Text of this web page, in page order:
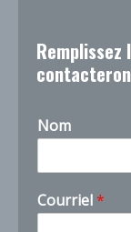
Nom
d
e
Courriel*